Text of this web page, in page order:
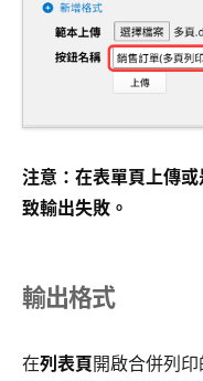
注意：在表單頁上傳
致輸出失敗。
輸出格式
在列表頁開啟合併列